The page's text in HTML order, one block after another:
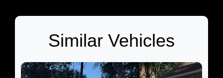
Similar Vehicles